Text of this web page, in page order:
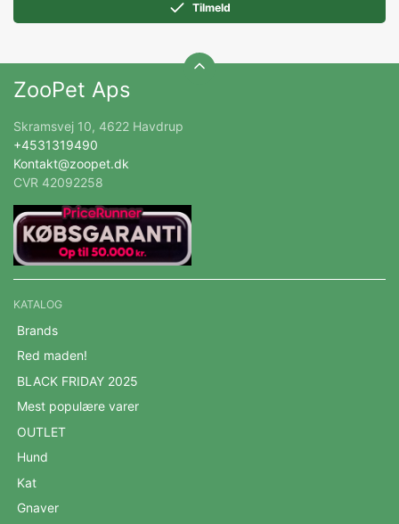
Tilmeld
ZooPet Aps
Skramsvej 10, 4622 Havdrup
+4531319490
Kontakt@zoopet.dk
CVR 42092258
KATALOG
Brands
Red maden!
BLACK FRIDAY 2025
Mest populære varer
OUTLET
Hund
Kat
Gnaver